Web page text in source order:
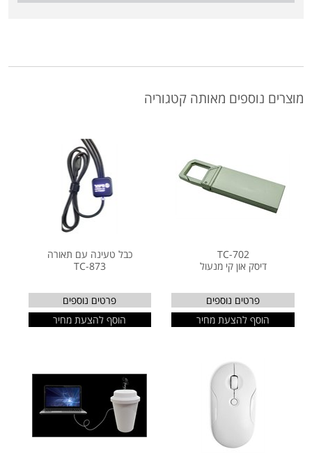
מוצרים נוספים מאותה קטגוריה
TC-702
דיסק און קי מנעול
פרטים נוספים
הוסף להצעת מחיר
כבל טעינה עם תאורה
TC-873
פרטים נוספים
הוסף להצעת מחיר